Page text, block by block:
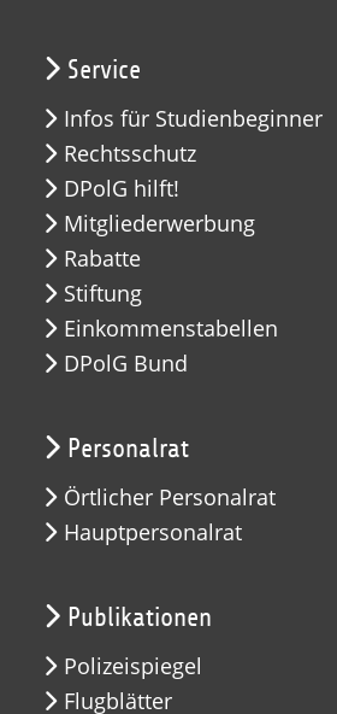
Service
Infos für Studienbeginner
Rechtsschutz
DPolG hilft!
Mitgliederwerbung
Rabatte
Stiftung
Einkommenstabellen
DPolG Bund
Personalrat
Örtlicher Personalrat
Hauptpersonalrat
Publikationen
Polizeispiegel
Flugblätter